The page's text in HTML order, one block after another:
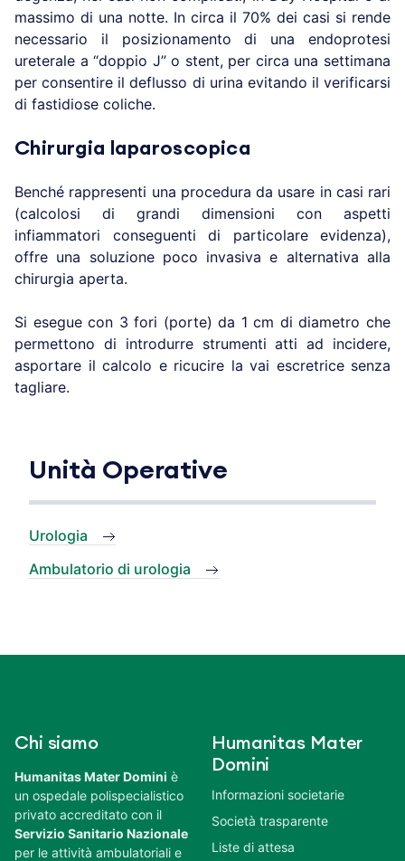
massimo di una notte. In circa il 70% dei casi si rende
necessario il posizionamento di una endoprotesi
ureterale a “doppio J” o stent, per circa una settimana
per consentire il deflusso di urina evitando il verificarsi
di fastidiose coliche.
Chirurgia laparoscopica
Benché rappresenti una procedura da usare in casi rari
(calcolosi di grandi dimensioni con aspetti
infiammatori conseguenti di particolare evidenza),
offre una soluzione poco invasiva e alternativa alla
chirurgia aperta.
Si esegue con 3 fori (porte) da 1 cm di diametro che
permettono di introdurre strumenti atti ad incidere,
asportare il calcolo e ricucire la vai escretrice senza
tagliare.
Unità Operative
Urologia
Ambulatorio di urologia
Chi siamo
Humanitas Mater Domini è
un ospedale polispecialistico
privato accreditato con il
Servizio Sanitario Nazionale
per le attività ambulatoriali e
Humanitas Mater
Domini
Informazioni societarie
Società trasparente
Liste di attesa